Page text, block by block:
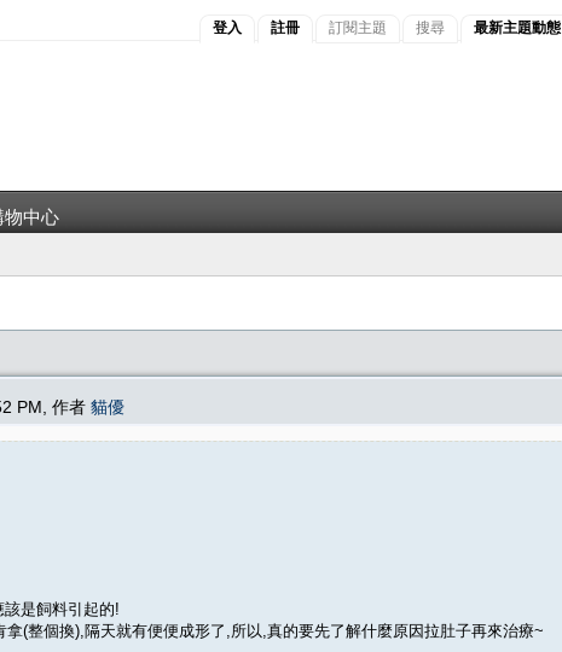
登入 註冊 訂閱主題 搜尋 最新主題動態
物中心
PM, 作者 貓優
是飼料引起的!
(整個換),隔天就有便便成形了,所以,真的要先了解什麼原因拉肚子再來治療~